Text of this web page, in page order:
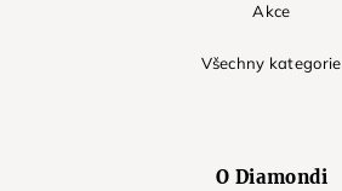
Akce
Všechny kategorie
O Diamondi